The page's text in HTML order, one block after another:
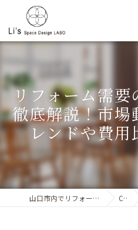
リフォーム需要
徹底解説！市
レンドや費
山口市内でリフォーム工事に対応するLi`s SpaceDesignLABO Column